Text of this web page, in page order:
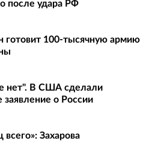
после удара РФ
100-тысячную армию
нет". В США сделали
заявление о России
всего»: Захарова